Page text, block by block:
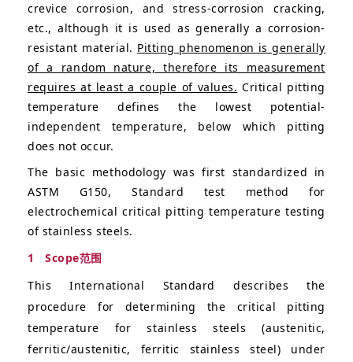
crevice corrosion, and stress-corrosion cracking,
etc., although it is used as generally a corrosion-
resistant material. Pitting phenomenon is generally
of a random nature, therefore its measurement
requires at least a couple of values. Critical pitting
temperature defines the lowest potential-
independent temperature, below which pitting
does not occur.
The basic methodology was first standardized in
ASTM G150, Standard test method for
electrochemical critical pittingtemperature testing
of stainless steels.
1 Scope范围
This International Standard describes the
procedure for determining the critical pitting
temperature for stainless steels (austenitic,
ferritic/austenitic, ferritic stainless steel) under